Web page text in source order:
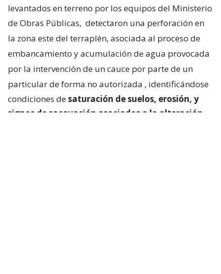
levantados en terreno por los equipos del Ministerio
de Obras Públicas, detectaron una perforación en
la zona este del terraplén, asociada al proceso de
embancamiento y acumulación de agua provocada
por la intervención de un cauce por parte de un
particular de forma no autorizada , identificándose
condiciones desaturación de suelos, erosión, y
signos de socavación asociados a la alteración